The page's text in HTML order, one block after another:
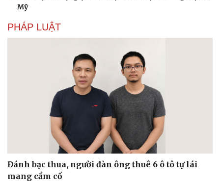
Tư vấn
Săn Tour
Đọc truyện đêm khuya
Cửa sổ tình yêu
Kể chuyện cho bé
Hạt giống tâm hồn
Mỹ
PHÁP LUẬT
Đánh bạc thua, người đàn ông thuê 6 ô tô tự lái
mang cầm cố